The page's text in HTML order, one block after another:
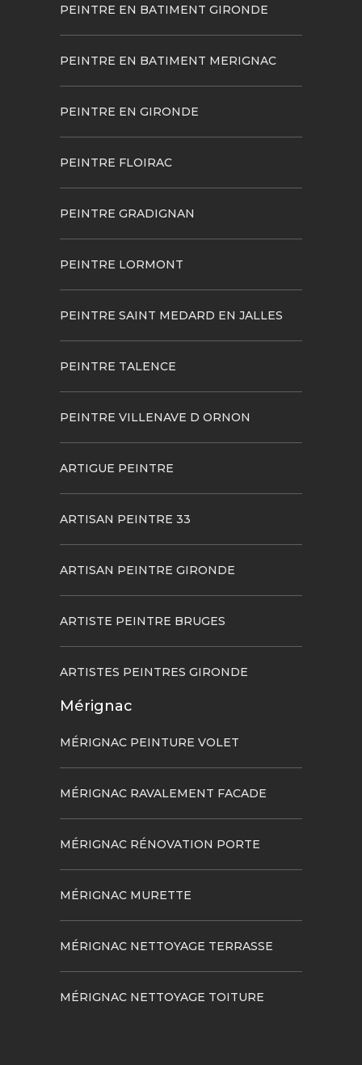
PEINTRE EN BATIMENT GIRONDE
PEINTRE EN BATIMENT MERIGNAC
PEINTRE EN GIRONDE
PEINTRE FLOIRAC
PEINTRE GRADIGNAN
PEINTRE LORMONT
PEINTRE SAINT MEDARD EN JALLES
PEINTRE TALENCE
PEINTRE VILLENAVE D ORNON
ARTIGUE PEINTRE
ARTISAN PEINTRE 33
ARTISAN PEINTRE GIRONDE
ARTISTE PEINTRE BRUGES
ARTISTES PEINTRES GIRONDE
Mérignac
MÉRIGNAC PEINTURE VOLET
MÉRIGNAC RAVALEMENT FACADE
MÉRIGNAC RÉNOVATION PORTE
MÉRIGNAC MURETTE
MÉRIGNAC NETTOYAGE TERRASSE
MÉRIGNAC NETTOYAGE TOITURE